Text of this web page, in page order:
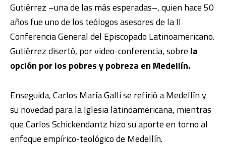
Gutiérrez –una de las más esperadas–, quien hace 50
años fue uno de los teólogos asesores de la II
Conferencia General del Episcopado Latinoamericano.
Gutiérrez disertó, por video-conferencia, sobre la
opción por los pobres y pobreza en Medellín.
Enseguida, Carlos María Galli se refirió a Medellín y
su novedad para la Iglesia latinoamericana, mientras
que Carlos Schickendantz hizo su aporte en torno al
enfoque empírico-teológico de Medellín.